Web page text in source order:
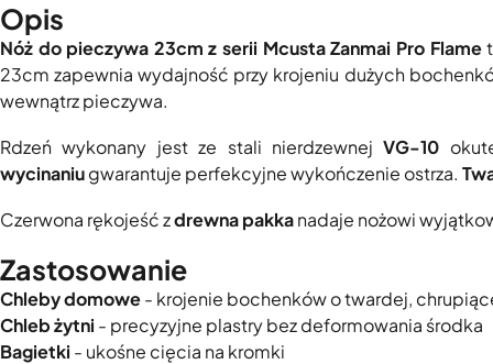
Opis
Nóż do pieczywa 23cm z serii Mcusta Zanmai Pro Flame
23cm zapewnia wydajność przy krojeniu dużych
wewnątrz pieczywa.
Rdzeń wykonany jest ze stali nierdzewnejVG-10
wycinaniugwarantuje perfekcyjne wykończenie ostrza.
Czerwona rękojeść zdrewna pakkanadaje nożowi
Zastosowanie
Chleby domowe- krojenie bochenków o twardej,
Chleb żytni - precyzyjne plastry bez deformowania środka
Bagietki - ukośne cięcia na kromki